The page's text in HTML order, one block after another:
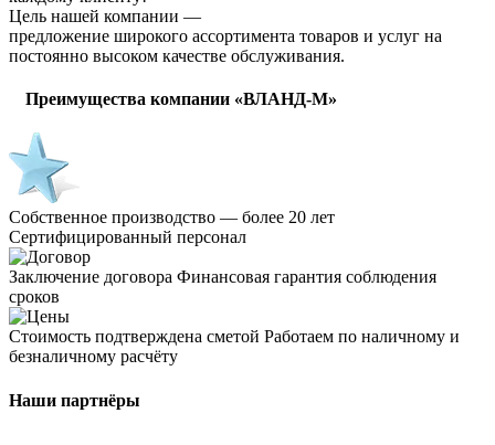
Цель нашей компании —
предложение широкого ассортимента товаров и услуг на
постоянно высоком качестве обслуживания.
Преимущества компании «ВЛАНД-М»
Собственное производство — более 20 лет
Сертифицированный персонал
Заключение договора Финансовая гарантия соблюдения
сроков
Стоимость подтверждена сметой Работаем по наличному и
безналичному расчёту
Наши партнёры